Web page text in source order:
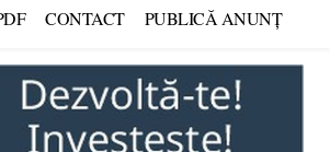
CONTACT PUBLICĂ ANUNȚ